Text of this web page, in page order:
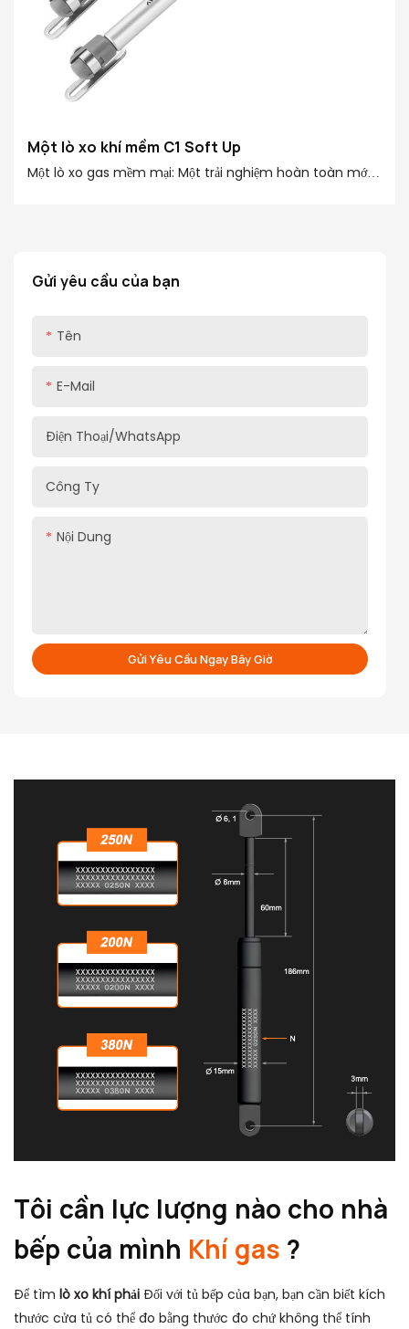
Gửi yêu cầu của bạn
Tên
E-Mail
Điện Thoại/WhatsApp
Công Ty
Nội Dung
Gửi Yêu Cầu Ngay Bây Giờ
Một lò xo khí mềm C1 Soft Up
Một lò xo gas mềm mại: Một trải nghiệm hoàn toàn mới
nó có thể xử lý tất cả chúng một cách dễ dàng, cung
Tôi cần lực lượng nào cho nhà
bếp của mình Khí gas ?
Để tìm lò xo khí phải Đối với tủ bếp của bạn, bạn cần biết kích
thước cửa tủ có thể đo bằng thước đo chứ không thể tính